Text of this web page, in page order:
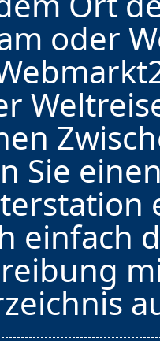
oder
Sie
einfach